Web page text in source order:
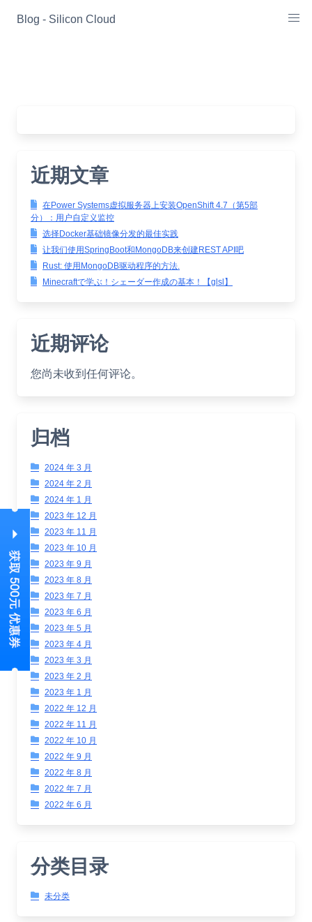
Blog - Silicon Cloud
近期文章
在Power Systems虚拟服务器上安装OpenShift 4.7（第5部
分）：用户自定义监控
选择Docker基础镜像分发的最佳实践
让我们使用SpringBoot和MongoDB来创建REST API吧
Rust: 使用MongoDB驱动程序的方法.
Minecraftで学ぶ！シェーダー作成の基本！【glsl】
近期评论
您尚未收到任何评论。
归档
2024 年 3 月
2024 年 2 月
2024 年 1 月
2023 年 12 月
2023 年 11 月
2023 年 10 月
2023 年 9 月
2023 年 8 月
2023 年 7 月
2023 年 6 月
2023 年 5 月
2023 年 4 月
2023 年 3 月
2023 年 2 月
2023 年 1 月
2022 年 12 月
2022 年 11 月
2022 年 10 月
2022 年 9 月
2022 年 8 月
2022 年 7 月
2022 年 6 月
分类目录
未分类